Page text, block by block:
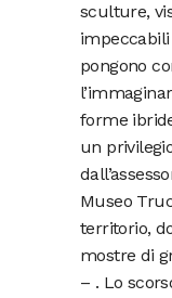
sculture,
pongono
forme
un
Museo
territorio,
mostre di
– . Lo